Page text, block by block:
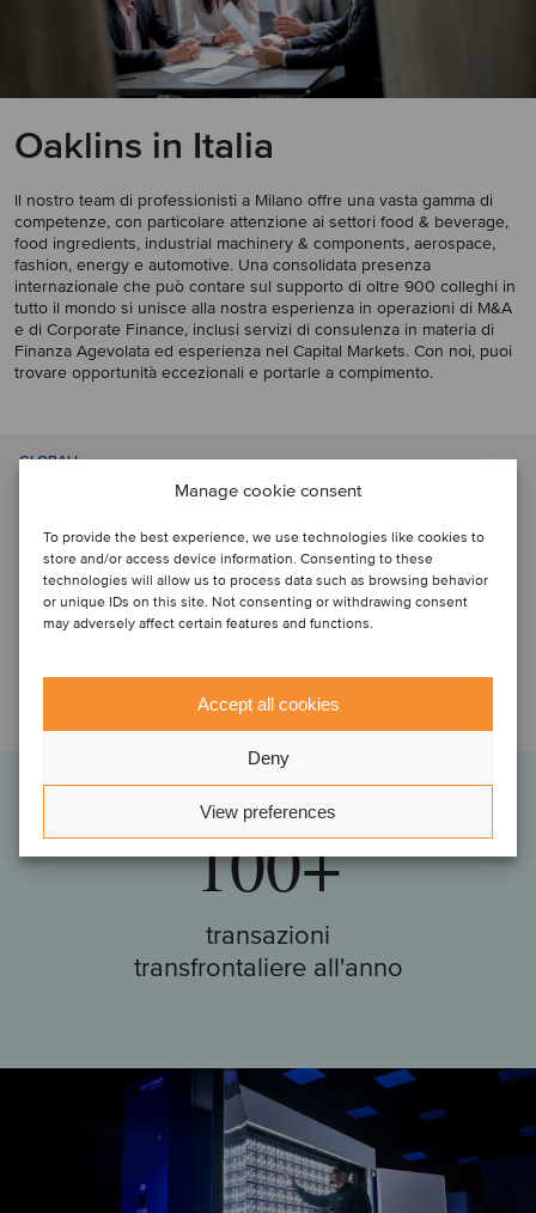
Manage cookie consent
To provide the best experience, we use technologies like cookies to
store and/or access device information. Consenting to these
technologies will allow us to process data such as browsing behavior
or unique IDs on this site. Not consenting or withdrawing consent
may adversely affect certain features and functions.
Accept all cookies
Deny
View preferences
Oaklins in Italia
Il nostro team di professionisti a Milano offre una vasta gamma di
competenze, con particolare attenzione ai settori food & beverage,
food ingredients, industrial machinery & components, aerospace,
fashion, energy e automotive. Una consolidata presenza
internazionale che può contare sul supporto di oltre 900 colleghi in
tutto il mondo si unisce alla nostra esperienza in operazioni di M&A
e di Corporate Finance, inclusi servizi di consulenza in materia di
Finanza Agevolata ed esperienza nel Capital Markets. Con noi, puoi
trovare opportunità eccezionali e portarle a compimento.
GLOBALI
500
mandati attivi in
100+
transazioni
transfrontaliere all'anno